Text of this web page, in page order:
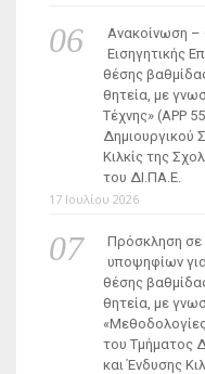
Ανακοίνωση –
Εισηγητικής
θέσης
θητεία, με
Τέχνης» (ΑΡΡ
Δημιουργικού
Κιλκίς της
του ΔΙ.ΠΑ.Ε.
17 Ιουλίου 2026
Πρόσκληση σε
υποψηφίων
θέσης
θητεία, με
του Τμήματος
και Ένδυσης